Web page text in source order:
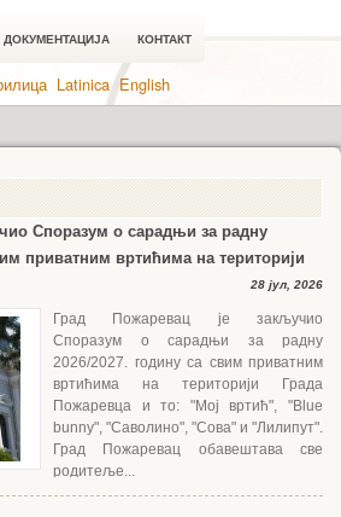
ДОКУМЕНТАЦИЈА КОНТАКТ
Latinica English
Споразум о сарадњи за радну
приватним вртићима на територији
28 јул, 2026
Град Пожаревац је закључио
Споразум о сарадњи за радну
2026/2027. годину са свим приватним
вртићима на територији Града
Пожаревца и то: "Мој вртић", "Blue
bunny", "Саволино", "Сова" и "Лилипут".
Град Пожаревац обавештава све
родитеље...